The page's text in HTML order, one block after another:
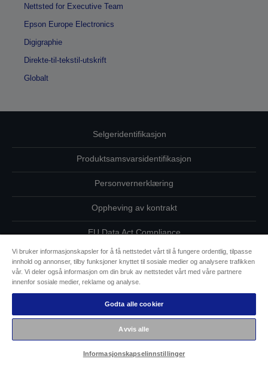
Nettsted for Executive Team
Epson Europe Electronics
Digigraphie
Direkte-til-tekstil-utskrift
Globalt
Selgeridentifikasjon
Produktsamsvarsidentifikasjon
Personvernerklæring
Oppheving av kontrakt
EU Data Act Compliance
Ta kontakt med oss vedrørende personopplysningene dine
Informasjon om informasjonskapsler
Epsons forpliktelse til tilgjengelighet
Copyright (c) 2026 Seiko Epson
Vi bruker informasjonskapsler for å få nettstedet vårt til å fungere ordentlig, tilpasse
innhold og annonser, tilby funksjoner knyttet til sosiale medier og analysere trafikken
vår. Vi deler også informasjon om din bruk av nettstedet vårt med våre partnere
innenfor sosiale medier, reklame og analyse.
Godta alle cookier
Avvis alle
Informasjonskapselinnstillinger